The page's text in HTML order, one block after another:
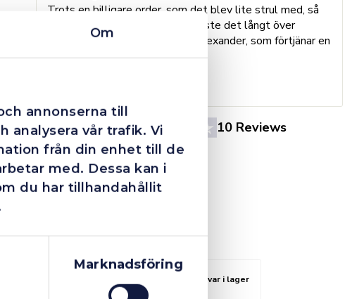
Om
annonserna till
analysera vår trafik. Vi
från din enhet till de
med. Dessa kan i
du har tillhandahållit
Marknadsföring
4.4 10 Reviews
Trots en billigare order, som det blev lite strul med, så
agerade dom blixtsnabbt och löste det långt över
förväntan. Hade kontakt med Alexander, som förtjänar en
extra guldstjärna.
Fåtal kvar i lager